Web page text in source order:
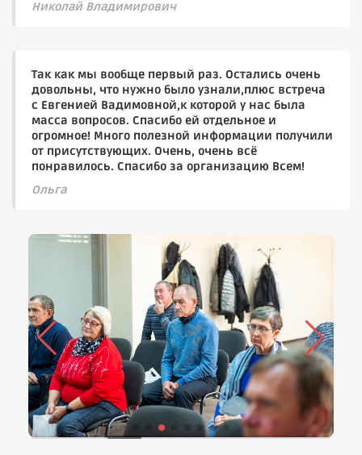
Николай Владимирович
Так как мы вообще первый раз. Остались очень
довольны, что нужно было узнали,плюс встреча
с Евгенией Вадимовной,к которой у нас была
масса вопросов. Спасибо ей отдельное и
огромное! Много полезной информации получили
от присутствующих. Очень, очень всё
понравилось. Спасибо за организацию Всем!
Ольга